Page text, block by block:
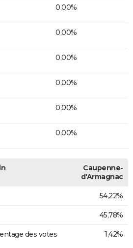
0,00%
0,00%
0,00%
0,00%
0,00%
0,00%
Caupenne-
d'Armagnac
54,22%
45,78%
des votes
1,42%